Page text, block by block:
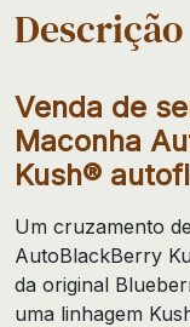
Descrição
Venda de
Maconha
Kush®
Um cruzamento
AutoBlackBerry
da original
uma linhagem